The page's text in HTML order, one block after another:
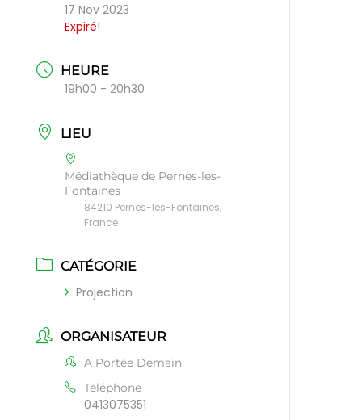
17 Nov 2023
Expiré!
HEURE
19h00 - 20h30
LIEU
Médiathèque de Pernes-les-
Fontaines
84210 Pernes-les-Fontaines,
France
CATÉGORIE
Projection
ORGANISATEUR
A Portée Demain
Téléphone
0413075351